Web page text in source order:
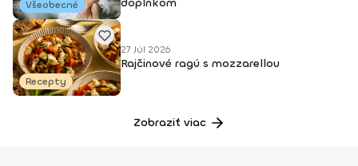
Všeobecné
Recepty
27 Júl 2026
Rajčinové ragú s mozzarellou
Zobraziť viac